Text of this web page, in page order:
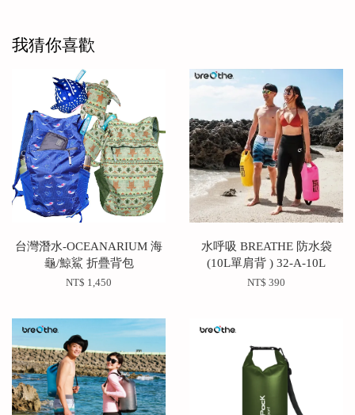
我猜你喜歡
台灣潛水-OCEANARIUM 海
龜/鯨鯊 折疊背包
NT$ 1,450
水呼吸 BREATHE 防水袋
(10L單肩背 ) 32-A-10L
NT$ 390